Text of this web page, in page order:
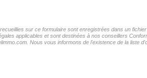
sur ce formulaire sont enregistrées dans un
applicables et sont destinées à nos conseillers
Nous vous informons de l'existence de la liste